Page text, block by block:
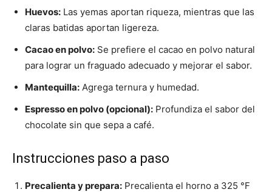
Huevos: Las yemas aportan riqueza, mientras que las
claras batidas aportan ligereza.
Cacao en polvo: Se prefiere el cacao en polvo natural
para lograr un fraguado adecuado y mejorar el sabor.
Mantequilla: Agrega ternura y humedad.
Espresso en polvo (opcional): Profundiza el sabor del
chocolate sin que sepa a café.
Instrucciones paso a paso
Precalienta y prepara: Precalienta el horno a 325 °F